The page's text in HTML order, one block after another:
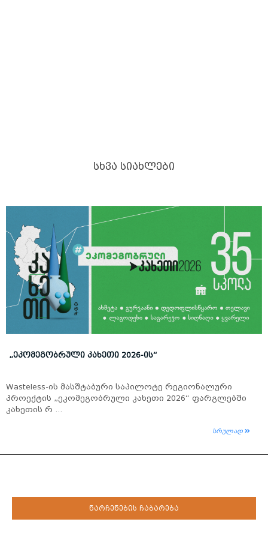
ᲡᲮᲕᲐ ᲡᲘᲐᲮᲚᲔᲑᲘ
„ᲔᲙᲝᲛᲔᲒᲝᲑᲠᲣᲚᲘ ᲙᲐᲮᲔᲗᲘ 2026-ᲘᲡ“
Wasteless-ის მასშტაბური საპილოტე რეგიონალური
პროექტის „ეკომეგობრული კახეთი 2026“ ფარგლებში
კახეთის რ ...
სრულად
ნარჩენების ჩაბარება